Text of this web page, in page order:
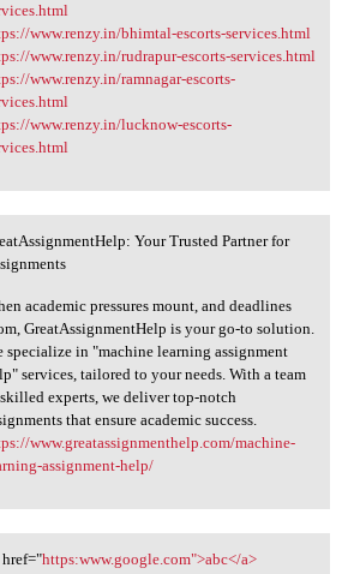
www.renzy.in/bhimtal-escorts-services.html
www.renzy.in/rudrapur-escorts-services.html
www.renzy.in/ramnagar-escorts-
www.renzy.in/lucknow-escorts-
Your
Your Trusted Partner for
academic pressures mount, and deadlines
GreatAssignmentHelp is your go-to solution.
specialize in "machine learning assignment
services, tailored to your needs. With a team
experts, we deliver top-notch
that ensure academic success.
www.greatassignmenthelp.com/machine-
assignment-help/
href="https:www.google.com">abc</a>